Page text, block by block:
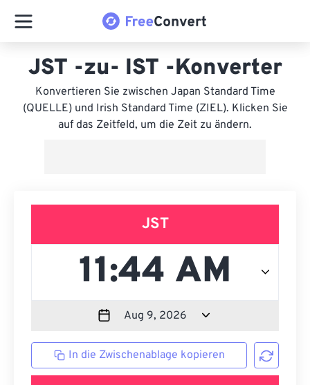
JST -zu- IST -Konverter
Konvertieren Sie zwischen Japan Standard Time
(QUELLE) und Irish Standard Time (ZIEL). Klicken Sie
auf das Zeitfeld, um die Zeit zu ändern.
JST
In die Zwischenablage kopieren